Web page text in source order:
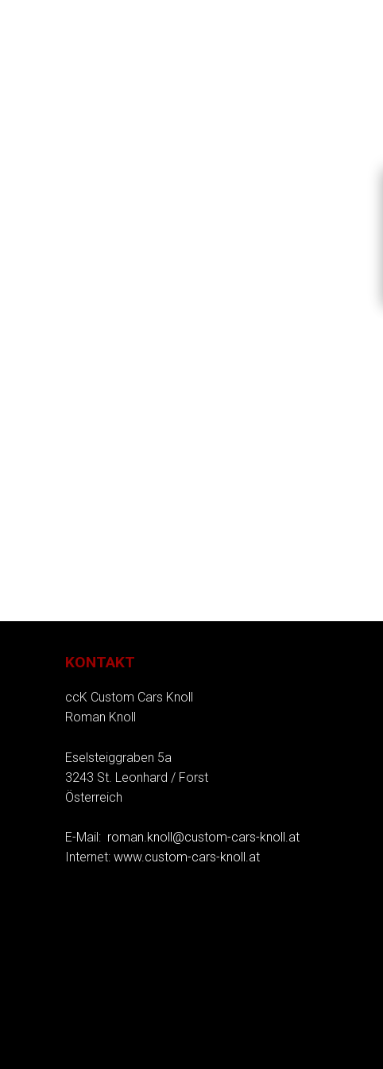
KONTAKT
ccK Custom Cars Knoll
Roman Knoll
Eselsteiggraben 5a
3243 St. Leonhard / Forst
Österreich
E-Mail: roman.knoll@custom-cars-knoll.at
Internet: www.custom-cars-knoll.at